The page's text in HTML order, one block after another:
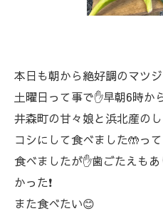
本日も朝から絶好調のマツ
土曜日って事で✋早朝6時
井森町の甘々娘と浜北産の
コシにして食べました🤲っ
食べましたが✋歯ごたえも
かった❗
また食べたい😊